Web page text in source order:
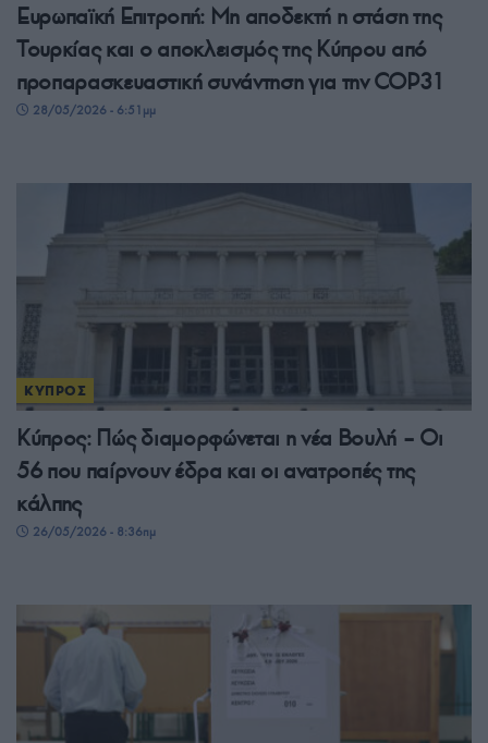
Ευρωπαϊκή Επιτροπή: Μη αποδεκτή η στάση της
Τουρκίας και ο αποκλεισμός της Κύπρου από
προπαρασκευαστική συνάντηση για την COP31
28/05/2026 - 6:51μμ
ΚΥΠΡΟΣ
Κύπρος: Πώς διαμορφώνεται η νέα Βουλή – Οι
56 που παίρνουν έδρα και οι ανατροπές της
κάλπης
26/05/2026 - 8:36πμ